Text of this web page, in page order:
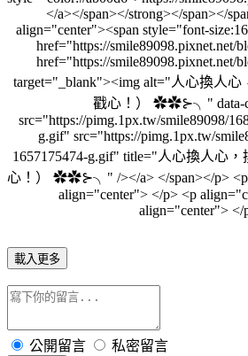
載入更多
公開留言 私密留言